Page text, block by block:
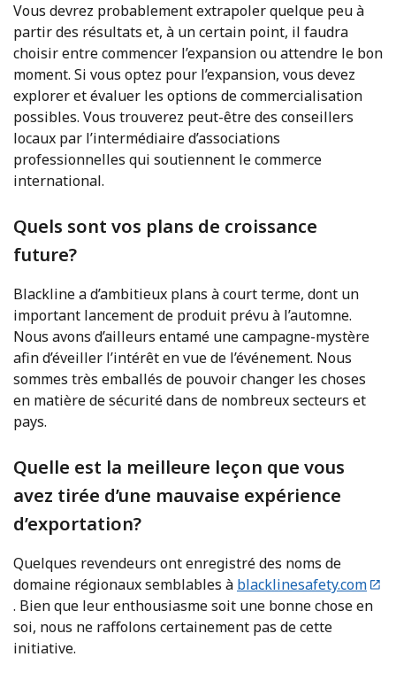
Vous devrez probablement extrapoler quelque peu à
partir des résultats et, à un certain point, il faudra
choisir entre commencer l’expansion ou attendre le bon
moment. Si vous optez pour l’expansion, vous devez
explorer et évaluer les options de commercialisation
possibles. Vous trouverez peut-être des conseillers
locaux par l’intermédiaire d’associations
professionnelles qui soutiennent le commerce
international.
Quels sont vos plans de croissance
future?
Blackline a d’ambitieux plans à court terme, dont un
important lancement de produit prévu à l’automne.
Nous avons d’ailleurs entamé une campagne-mystère
afin d’éveiller l’intérêt en vue de l’événement. Nous
sommes très emballés de pouvoir changer les choses
en matière de sécurité dans de nombreux secteurs et
pays.
Quelle est la meilleure leçon que vous
avez tirée d’une mauvaise expérience
d’exportation?
Quelques revendeurs ont enregistré des noms de
domaine régionaux semblables à blacklinesafety.com
. Bien que leur enthousiasme soit une bonne chose en
soi, nous ne raffolons certainement pas de cette
initiative.